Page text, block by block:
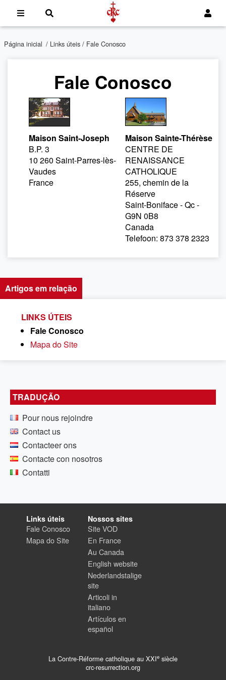
Página inicial / Links úteis / Fale Conosco
Fale Conosco
Maison Saint-Joseph
B.P. 3
10 260 Saint-Parres-lès-
Vaudes
France
Maison Sainte-Thérèse
CENTRE DE
RENAISSANCE
CATHOLIQUE
255, chemin de la
Réserve
Saint-Boniface - Qc -
G9N 0B8
Canada
Telefoon: 873 378 2323
Artigos em relação
LINKS ÚTEIS
Fale Conosco
Mapa do Site
TRADUÇÃO
Pour nous rejoindre
Contact us
Contacteer ons
Contacte con nosotros
Contatti
Links úteis
Fale Conosco
Mapa do Site
Nossos sites
Site VOD
En France
Au Canada
English website
Nederlandstalige
site
Articoli in
italiano
Artículos en
español
La Contre-Réforme catholique au XXIe siècle
crc-resurrection.org